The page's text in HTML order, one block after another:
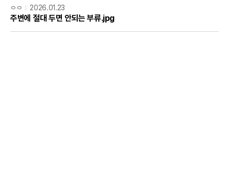
ㅇㅇ 2026.01.23
주변에 절대 두면 안되는 부류.jpg